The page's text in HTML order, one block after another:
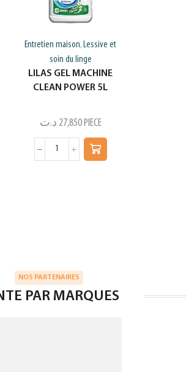
Entretien maison,Lessive et
soin du linge
LILAS GEL MACHINE
CLEAN POWER 5L
27,850 د.ت PIECE
NOS PARTENAIRES
PAR MARQUES